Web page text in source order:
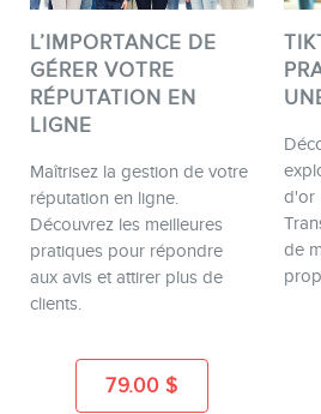
L’IMPORTANCE DE
GÉRER VOTRE
RÉPUTATION EN
LIGNE
Maîtrisez la gestion de votre
réputation en ligne.
Découvrez les meilleures
pratiques pour répondre
aux avis et attirer plus de
clients.
79.00 $
d'or
de